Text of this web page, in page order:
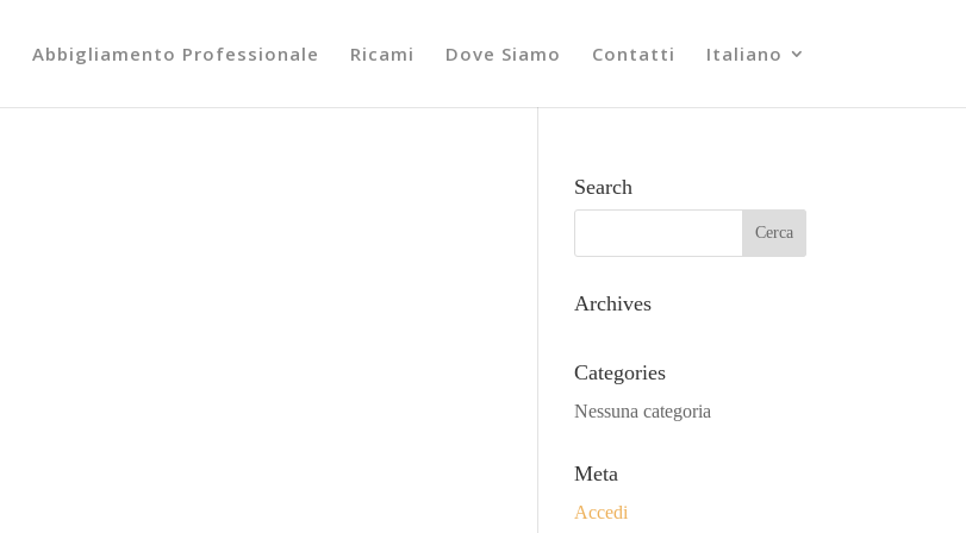
Abbigliamento Professionale Ricami Dove Siamo Contatti Italiano
Search
Archives
Categories
Nessuna categoria
Meta
Accedi